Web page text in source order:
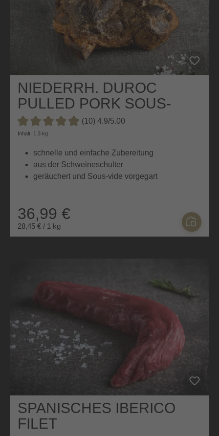
NIEDERRH. DUROC
PULLED PORK SOUS-
VIDE VORGEGART
Durchschnittliche Bewertung von 4.9 von 5 Sternen
(10) 4.9/5.00
Inhalt: 1.3 kg
schnelle und einfache Zubereitung
aus der Schweineschulter
geräuchert und Sous-vide vorgegart
36,99 €
28,45 € / 1 kg
SPANISCHES IBERICO
FILET